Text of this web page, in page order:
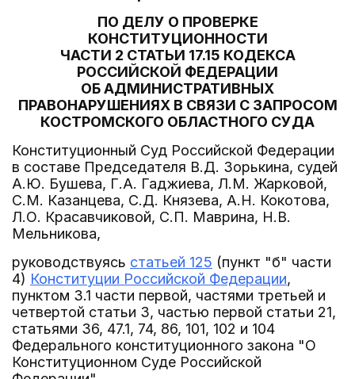
ПО ДЕЛУ О ПРОВЕРКЕ
КОНСТИТУЦИОННОСТИ
ЧАСТИ 2 СТАТЬИ 17.15 КОДЕКСА
РОССИЙСКОЙ ФЕДЕРАЦИИ
ОБ АДМИНИСТРАТИВНЫХ
ПРАВОНАРУШЕНИЯХ В СВЯЗИ С ЗАПРОСОМ
КОСТРОМСКОГО ОБЛАСТНОГО СУДА
Конституционный Суд Российской Федерации
в составе Председателя В.Д. Зорькина, судей
А.Ю. Бушева, Г.А. Гаджиева, Л.М. Жарковой,
С.М. Казанцева, С.Д. Князева, А.Н. Кокотова,
Л.О. Красавчиковой, С.П. Маврина, Н.В.
Мельникова,
руководствуясь статьей 125 (пункт "б" части
4) Конституции Российской Федерации,
пунктом 3.1 части первой, частями третьей и
четвертой статьи 3, частью первой статьи 21,
статьями 36, 47.1, 74, 86, 101, 102 и 104
Федерального конституционного закона "О
Конституционном Суде Российской